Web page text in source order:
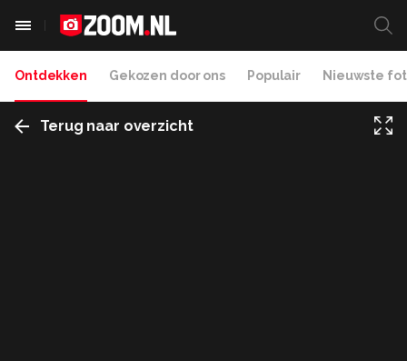
Ontdekken Gekozen door ons Populair Nieuwste
Terug naar overzicht